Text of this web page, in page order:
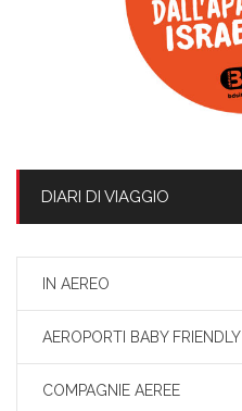
DIARI DI VIAGGIO
IN AEREO
AEROPORTI BABY FRIENDLY
COMPAGNIE AEREE